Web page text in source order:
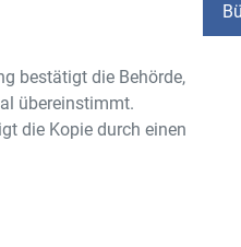
bestätigt die Behörde,
übereinstimmt.
die Kopie durch einen